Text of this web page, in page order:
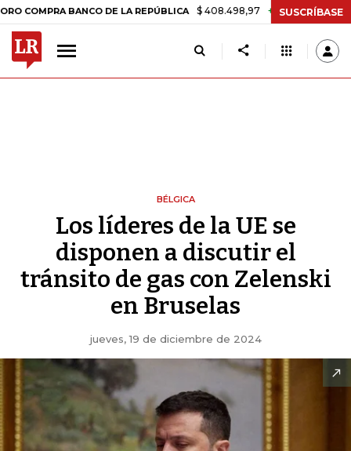
BANCO DE LA REPÚBLICA $ 408.498,97 +$ 8.753,81 +2,19%
SUSCRÍBASE
BÉLGICA
Los líderes de la UE se
disponen a discutir el
tránsito de gas con Zelenski
en Bruselas
jueves, 19 de diciembre de 2024